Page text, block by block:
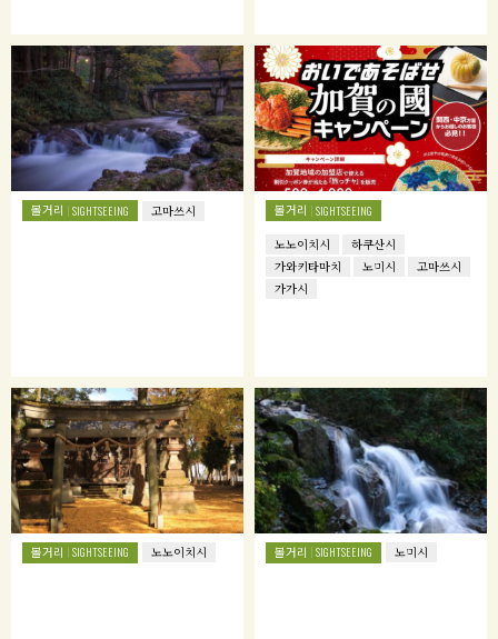
볼거리 SIGHTSEEING 고마쓰시 볼거리 SIGHTSEEING
노노이치시
하쿠산시
가와키타마치
노미시
고마쓰시
가가시
볼거리 SIGHTSEEING 노노이치시 볼거리 SIGHTSEEING 노미시